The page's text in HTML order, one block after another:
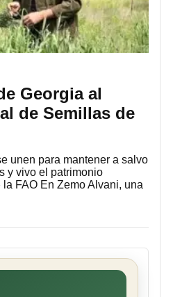
Georgia al
de Semillas de
unen para mantener a salvo
y vivo el patrimonio
FAO En Zemo Alvani, una